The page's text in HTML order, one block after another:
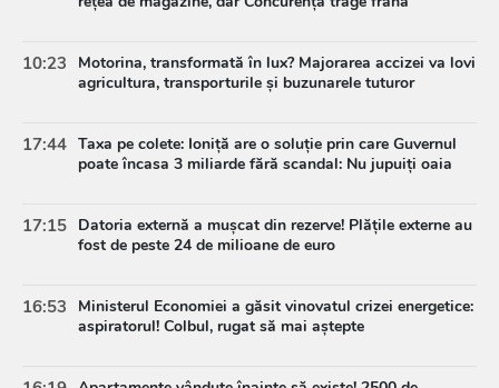
10:23
Motorina, transformată în lux? Majorarea accizei va lovi
agricultura, transporturile și buzunarele tuturor
17:44 Taxa pe colete: Ioniță are o soluție prin care Guvernul
poate încasa 3 miliarde fără scandal: Nu jupuiți oaia
17:15 Datoria externă a mușcat din rezerve! Plățile externe au
fost de peste 24 de milioane de euro
16:53
Ministerul Economiei a găsit vinovatul crizei energetice:
aspiratorul! Colbul, rugat să mai aștepte